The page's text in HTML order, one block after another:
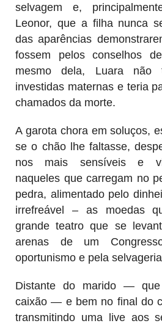
selvagem e,
Leonor, que a filha nunca
das aparências
fossem pelos conselhos
mesmo dela, Luara não
investidas maternas e teria
chamados da morte.
A garota chora em soluços,
se o chão lhe faltasse,
nos mais sensíveis e
naqueles que carregam no
pedra, alimentado pelo
irrefreável – as moedas
grande teatro que se
arenas de um
oportunismo e pela
Distante do marido —
caixão — e bem no final do
transmitindo uma live aos